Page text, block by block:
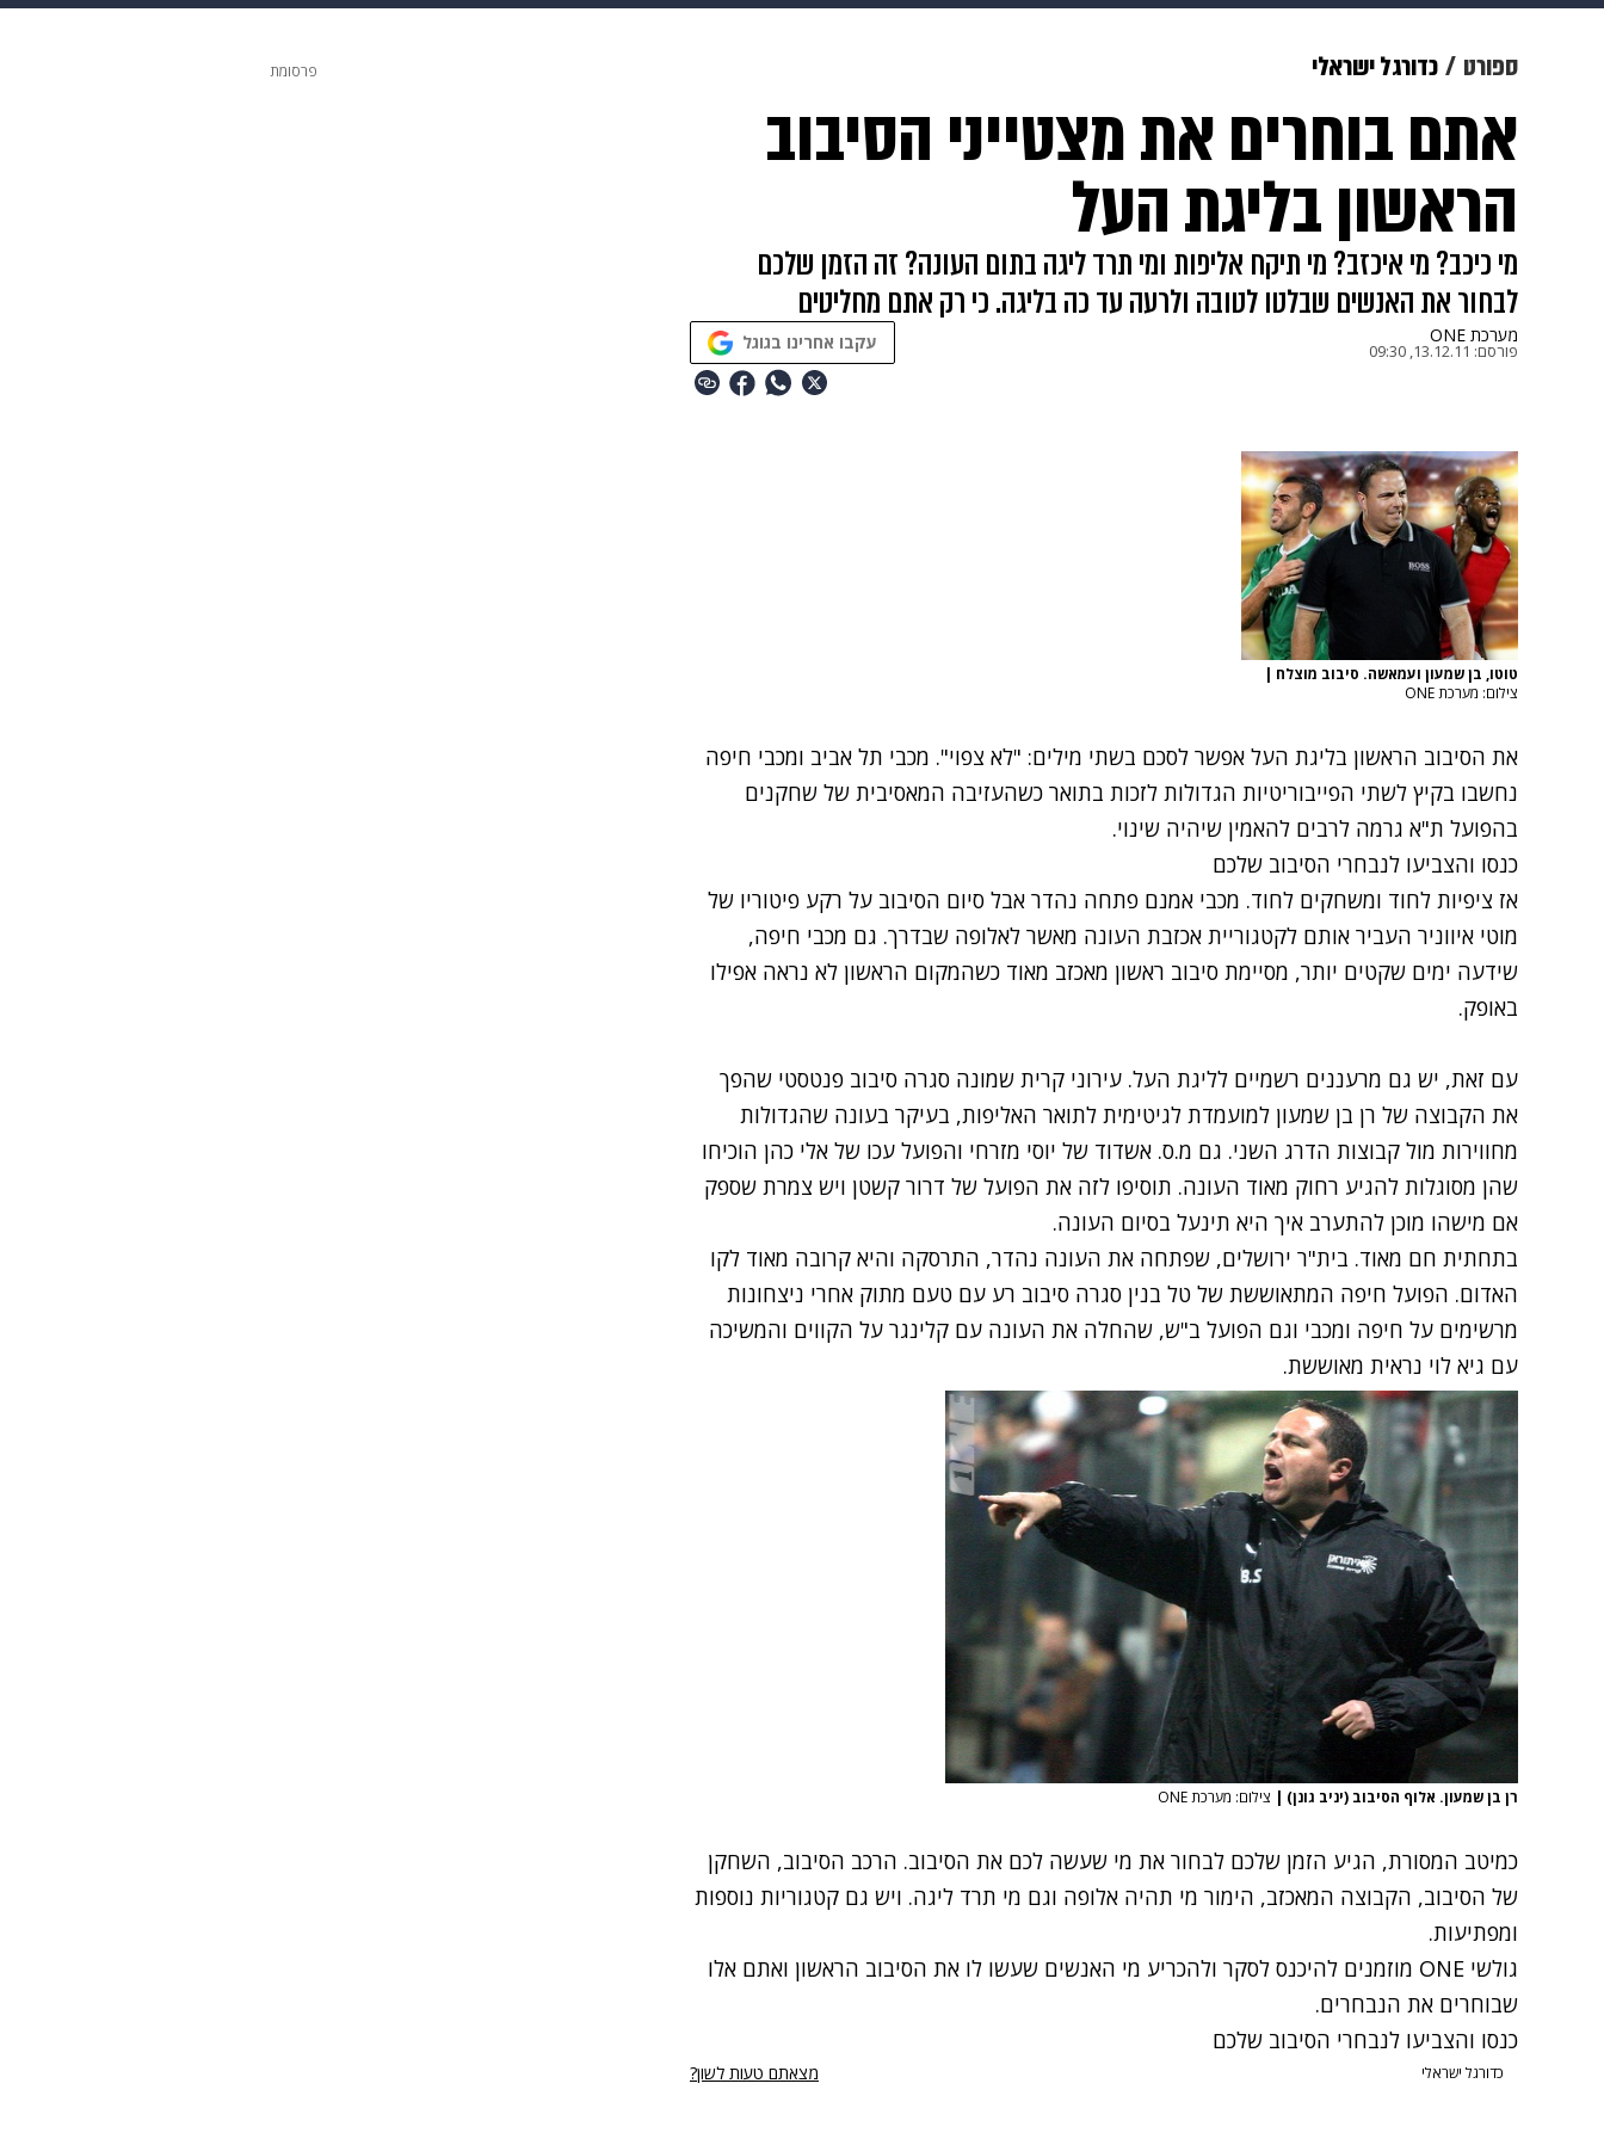
צבא וביטחון
ויוה משפט תשעה חודשים מתכונים פרויקטים מיוחדים
ספורט כדורגל ישראלי
אתם בוחרים את מצטייני הסיבוב
הראשון בליגת העל
מי כיכב? מי איכזב? מי תיקח אליפות ומי תרד ליגה בתום העונה? זה הזמן שלכם
לבחור את האנשים שבלטו לטובה ולרעה עד כה בליגה. כי רק אתם מחליטים
מערכת ONE
פורסם: 13.12.11, 09:30 עקבו אחרינו בגוגל
טוטו, בן שמעון ועמאשה. סיבוב מוצלח |
צילום: מערכת ONE
את הסיבוב הראשון בליגת העל אפשר לסכם בשתי מילים: "לא צפוי". מכבי תל אביב ומכבי חיפה
נחשבו בקיץ לשתי הפייבוריטיות הגדולות לזכות בתואר כשהעזיבה המאסיבית של שחקנים
בהפועל ת"א גרמה לרבים להאמין שיהיה שינוי.
כנסו והצביעו לנבחרי הסיבוב שלכם
אז ציפיות לחוד ומשחקים לחוד. מכבי אמנם פתחה נהדר אבל סיום הסיבוב על רקע פיטוריו של
מוטי איווניר העביר אותם לקטגוריית אכזבת העונה מאשר לאלופה שבדרך. גם מכבי חיפה,
שידעה ימים שקטים יותר, מסיימת סיבוב ראשון מאכזב מאוד כשהמקום הראשון לא נראה אפילו
באופק.
עם זאת, יש גם מרעננים רשמיים לליגת העל. עירוני קרית שמונה סגרה סיבוב פנטסטי שהפך
את הקבוצה של רן בן שמעון למועמדת לגיטימית לתואר האליפות, בעיקר בעונה שהגדולות
מחווירות מול קבוצות הדרג השני. גם מ.ס. אשדוד של יוסי מזרחי והפועל עכו של אלי כהן הוכיחו
שהן מסוגלות להגיע רחוק מאוד העונה. תוסיפו לזה את הפועל של דרור קשטן ויש צמרת שספק
אם מישהו מוכן להתערב איך היא תינעל בסיום העונה.
בתחתית חם מאוד. בית"ר ירושלים, שפתחה את העונה נהדר, התרסקה והיא קרובה מאוד לקו
האדום. הפועל חיפה המתאוששת של טל בנין סגרה סיבוב רע עם טעם מתוק אחרי ניצחונות
מרשימים על חיפה ומכבי וגם הפועל ב"ש, שהחלה את העונה עם קלינגר על הקווים והמשיכה
עם גיא לוי נראית מאוששת.
רן בן שמעון. אלוף הסיבוב (יניב גונן) | צילום: מערכת ONE
כמיטב המסורת, הגיע הזמן שלכם לבחור את מי שעשה לכם את הסיבוב. הרכב הסיבוב, השחקן
של הסיבוב, הקבוצה המאכזב, הימור מי תהיה אלופה וגם מי תרד ליגה. ויש גם קטגוריות נוספות
ומפתיעות.
גולשי ONE מוזמנים להיכנס לסקר ולהכריע מי האנשים שעשו לו את הסיבוב הראשון ואתם אלו
שבוחרים את הנבחרים.
כנסו והצביעו לנבחרי הסיבוב שלכם
כדורגל ישראלי מצאתם טעות לשון?
פרסומת